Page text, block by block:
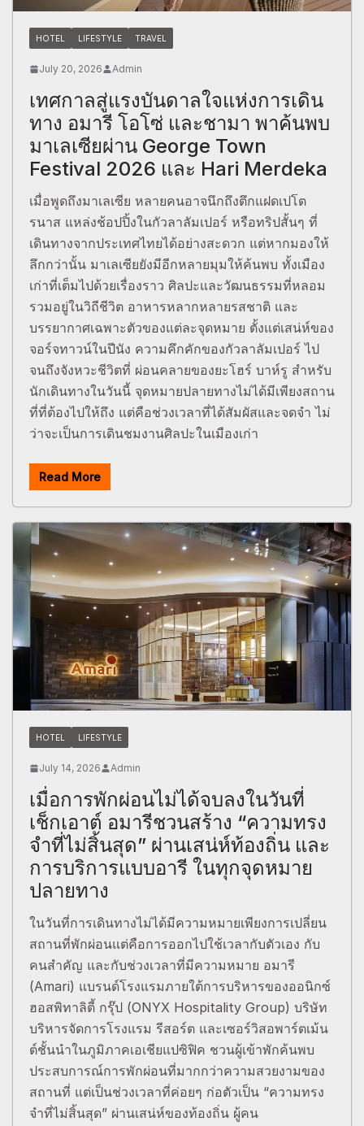
HOTEL LIFESTYLE TRAVEL
July 20, 2026 Admin
เทศกาลสู่แรงบันดาลใจแห่งการเดิน
ทาง อมารี โอโซ่ และชามา พาค้นพบ
มาเลเซียผ่าน George Town
Festival 2026 และ Hari Merdeka
เมื่อพูดถึงมาเลเซีย หลายคนอาจนึกถึงตึกแฝดเปโต
รนาส แหล่งช้อปปิ้งในกัวลาลัมเปอร์ หรือทริปสั้นๆ ที่
เดินทางจากประเทศไทยได้อย่างสะดวก แต่หากมองให้
ลึกกว่านั้น มาเลเซียยังมีอีกหลายมุมให้ค้นพบ ทั้งเมือง
เก่าที่เต็มไปด้วยเรื่องราว ศิลปะและวัฒนธรรมที่หลอม
รวมอยู่ในวิถีชีวิต อาหารหลากหลายรสชาติ และ
บรรยากาศเฉพาะตัวของแต่ละจุดหมาย ตั้งแต่เสน่ห์ของ
จอร์จทาวน์ในปีนัง ความคึกคักของกัวลาลัมเปอร์ ไป
จนถึงจังหวะชีวิตที่ ผ่อนคลายของยะโฮร์ บาห์รู สำหรับ
นักเดินทางในวันนี้ จุดหมายปลายทางไม่ได้มีเพียงสถาน
ที่ที่ต้องไปให้ถึง แต่คือช่วงเวลาที่ได้สัมผัสและจดจำ ไม่
ว่าจะเป็นการเดินชมงานศิลปะในเมืองเก่า
Read More
HOTEL LIFESTYLE
July 14, 2026 Admin
เมื่อการพักผ่อนไม่ได้จบลงในวันที่
เช็กเอาต์ อมารีชวนสร้าง “ความทรง
จำที่ไม่สิ้นสุด” ผ่านเสน่ห์ท้องถิ่น และ
การบริการแบบอารี ในทุกจุดหมาย
ปลายทาง
ในวันที่การเดินทางไม่ได้มีความหมายเพียงการเปลี่ยน
สถานที่พักผ่อนแต่คือการออกไปใช้เวลากับตัวเอง กับ
คนสำคัญ และกับช่วงเวลาที่มีความหมาย อมารี
(Amari) แบรนด์โรงแรมภายใต้การบริหารของออนิกซ์
ฮอสพิทาลิตี้ กรุ๊ป (ONYX Hospitality Group) บริษัท
บริหารจัดการโรงแรม รีสอร์ต และเซอร์วิสอพาร์ตเม้น
ต์ชั้นนำในภูมิภาคเอเชียแปซิฟิค ชวนผู้เข้าพักค้นพบ
ประสบการณ์การพักผ่อนที่มากกว่าความสวยงามของ
สถานที่ แต่เป็นช่วงเวลาที่ค่อยๆ ก่อตัวเป็น “ความทรง
จำที่ไม่สิ้นสุด” ผ่านเสน่ห์ของท้องถิ่น ผู้คน